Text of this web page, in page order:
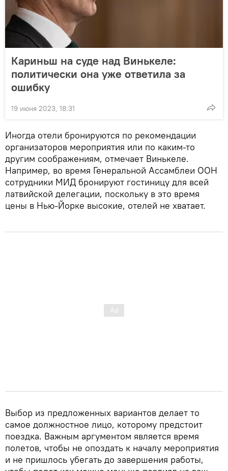
Кариньш на суде над Винькеле:
политически она уже ответила за
ошибку
19 июня 2023, 18:31
Иногда отели бронируются по рекомендации
организаторов мероприятия или по каким-то
другим соображениям, отмечает Винькеле.
Например, во время Генеральной Ассамблеи ООН
сотрудники МИД бронируют гостиницу для всей
латвийской делегации, поскольку в это время
цены в Нью-Йорке высокие, отелей не хватает.
Выбор из предложенных вариантов делает то
самое должностное лицо, которому предстоит
поездка. Важным аргументом является время
полетов, чтобы не опоздать к началу мероприятия
и не пришлось убегать до завершения работы,